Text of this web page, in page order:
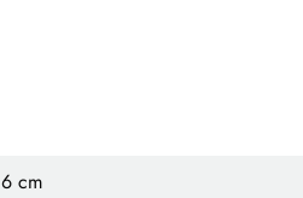
6 cm